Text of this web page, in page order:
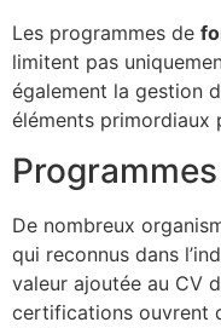
Les programmes de
limitent pas
également la gestion
éléments primordiaux
De nombreux
qui reconnus dans
valeur ajoutée au CV
certifications ouvrent